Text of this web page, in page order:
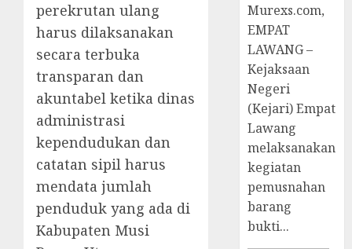
perekrutan ulang
harus dilaksanakan
secara terbuka
transparan dan
akuntabel ketika dinas
administrasi
kependudukan dan
catatan sipil harus
mendata jumlah
penduduk yang ada di
Kabupaten Musi
‎Murexs.com,
EMPAT
LAWANG –
Kejaksaan
Negeri
(Kejari) Empat
Lawang
melaksanakan
kegiatan
pemusnahan
barang
bukti...